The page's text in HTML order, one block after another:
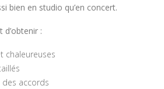
bien en studio qu’en concert.
:
chaleureuses
accords